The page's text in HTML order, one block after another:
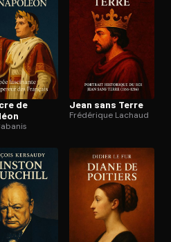
pointe sur le code. C'est gratuit à
de
Jean sans Terre
Frédérique Lachaud